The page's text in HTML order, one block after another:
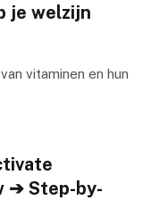
je welzijn
vitaminen en hun
➔ Step-by-